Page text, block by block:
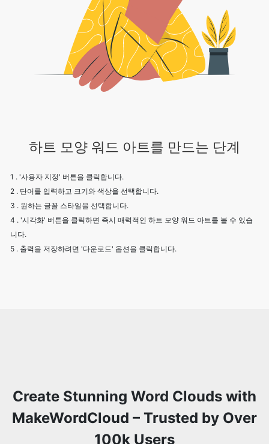
하트 모양 워드 아트를 만드는 단계
1 . '사용자 지정' 버튼을 클릭합니다.
2 . 단어를 입력하고 크기와 색상을 선택합니다.
3 . 원하는 글꼴 스타일을 선택합니다.
4 . '시각화' 버튼을 클릭하면 즉시 매력적인 하트 모양 워드 아트를 볼 수 있습
니다.
5 . 출력을 저장하려면 '다운로드' 옵션을 클릭합니다.
Create Stunning Word Clouds with
MakeWordCloud – Trusted by Over
100k Users